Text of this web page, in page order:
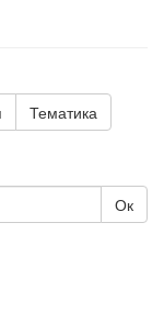
Тематика
Ок